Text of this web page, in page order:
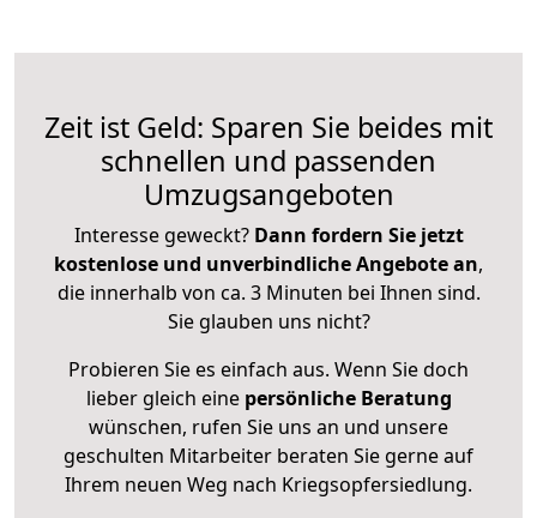
Zeit ist Geld: Sparen Sie beides mit
schnellen und passenden
Umzugsangeboten
Interesse geweckt? Dann fordern Sie jetzt
kostenlose und unverbindliche Angebote an,
die innerhalb von ca. 3 Minuten bei Ihnen sind.
Sie glauben uns nicht?
Probieren Sie es einfach aus. Wenn Sie doch
lieber gleich eine persönliche Beratung
wünschen, rufen Sie uns an und unsere
geschulten Mitarbeiter beraten Sie gerne auf
Ihrem neuen Weg nach Kriegsopfersiedlung.